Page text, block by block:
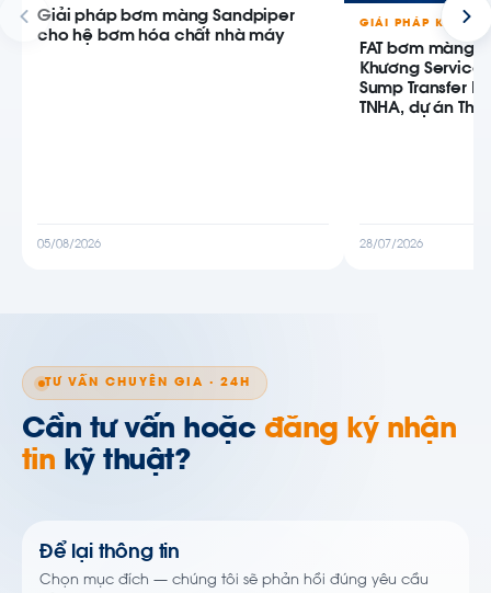
Giải pháp bơm màng Sandpiper
cho hệ bơm hóa chất nhà máy
05/08/2026
GIẢI PHÁP KỸ
FAT bơm màng
Khương
Sump Transfer
TNHA, dự án
28/07/2026
TƯ VẤN CHUYÊN GIA · 24H
Cần tư vấn hoặc đăng ký nhận
tin kỹ thuật?
Để lại thông tin
Chọn mục đích — chúng tôi sẽ phản hồi đúng yêu cầu